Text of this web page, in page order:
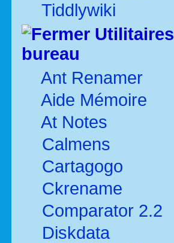
Tiddlywiki
Utilitaires
bureau
Ant Renamer
Aide Mémoire
At Notes
Calmens
Cartagogo
Ckrename
Comparator 2.2
Diskdata